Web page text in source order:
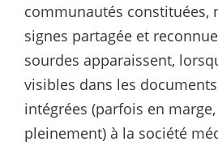
communautés constituées,
signes partagée et
sourdes apparaissent,
visibles dans les
intégrées (parfois en
pleinement) à la société